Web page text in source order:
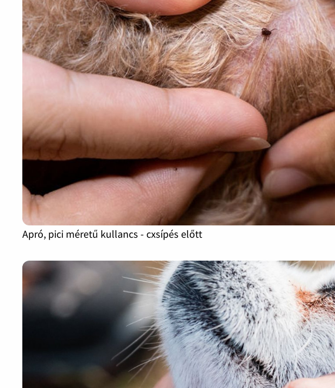
Apró, pici méretű kullancs - cxsípés előtt